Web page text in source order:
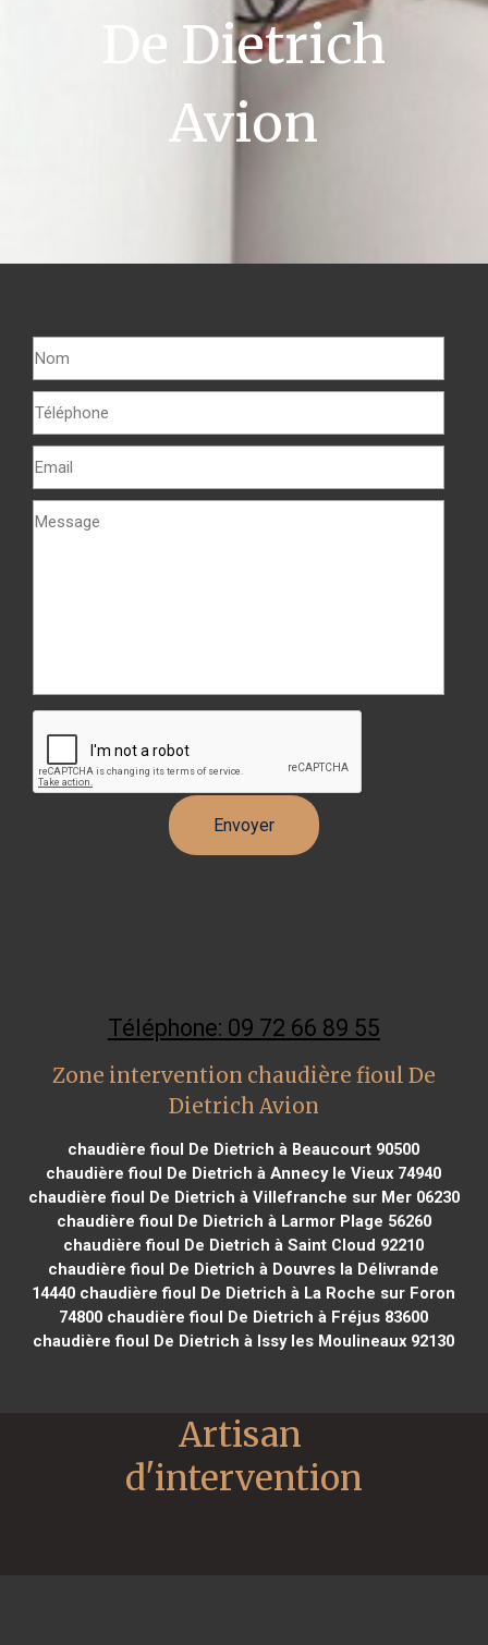
De Dietrich
Avion
Téléphone: 09 72 66 89 55
Zone intervention chaudière fioul De
Dietrich Avion
chaudière fioul De Dietrich à Beaucourt 90500
chaudière fioul De Dietrich à Annecy le Vieux 74940
chaudière fioul De Dietrich à Villefranche sur Mer 06230
chaudière fioul De Dietrich à Larmor Plage 56260
chaudière fioul De Dietrich à Saint Cloud 92210
chaudière fioul De Dietrich à Douvres la Délivrande
14440 chaudière fioul De Dietrich à La Roche sur Foron
74800 chaudière fioul De Dietrich à Fréjus 83600
chaudière fioul De Dietrich à Issy les Moulineaux 92130
Artisan
d'intervention